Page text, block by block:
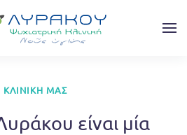
ΚΛΙΝΙΚΉ ΜΑΣ
είναι μία